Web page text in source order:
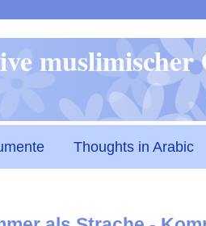
muslimischer
Thoughts in Arabic